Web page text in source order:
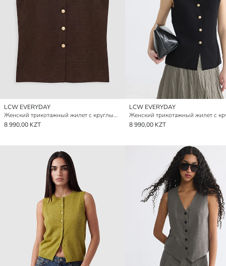
LCW EVERYDAY
Женский трикотажный жилет с круглым вырезом
8 990,00 KZT
LCW EVERYDAY
8 990,00 KZT